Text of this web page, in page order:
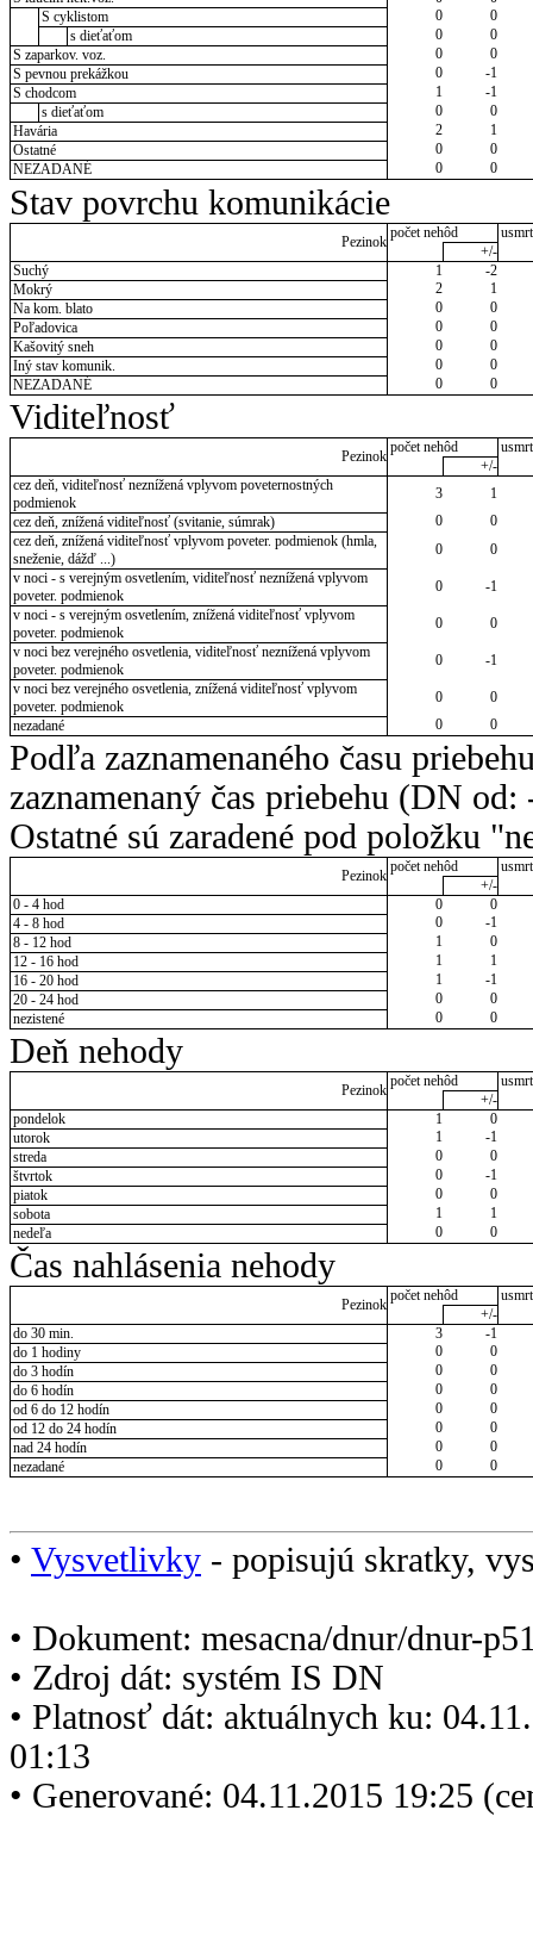
S cyklistom
0
0
s dieťaťom
0
0
S zaparkov. voz.
0
0
S pevnou prekážkou
0
-1
S chodcom
1
-1
s dieťaťom
0
0
Havária
2
1
Ostatné
0
0
NEZADANÉ
0 0
Stav povrchu komunikácie
Pezinok
počet nehôd
+/-
Suchý
1
-2
Mokrý
2
1
Na kom. blato
0
0
Poľadovica
0
0
Kašovitý sneh
0
0
Iný stav komunik.
0
0
NEZADANÉ
0 0
Viditeľnosť
Pezinok
počet nehôd
+/-
cez deň, viditeľnosť neznížená vplyvom poveternostných
podmienok
3
1
cez deň, znížená viditeľnosť (svitanie, súmrak)
0
0
cez deň, znížená viditeľnosť vplyvom poveter. podmienok (hmla,
sneženie, dážď ...)
0
0
v noci - s verejným osvetlením, viditeľnosť neznížená vplyvom
poveter. podmienok
0
-1
v noci - s verejným osvetlením, znížená viditeľnosť vplyvom
poveter. podmienok
0
0
v noci bez verejného osvetlenia, viditeľnosť neznížená vplyvom
poveter. podmienok
0
-1
v noci bez verejného osvetlenia, znížená viditeľnosť vplyvom
poveter. podmienok
0
0
nezadané
0 0
Podľa zaznamenaného času
zaznamenaný čas priebehu (DN
Ostatné sú zaradené pod položku
Pezinok
počet nehôd
+/-
0 - 4 hod
0
0
4 - 8 hod
0
-1
8 - 12 hod
1
0
12 - 16 hod
1
1
16 - 20 hod
1
-1
20 - 24 hod
0
0
nezistené
0 0
Deň nehody
Pezinok
počet nehôd
+/-
pondelok
1
0
utorok
1
-1
streda
0
0
štvrtok
0
-1
piatok
0
0
sobota
1
1
nedeľa
0 0
Čas nahlásenia nehody
Pezinok
počet nehôd
+/-
do 30 min.
3
-1
do 1 hodiny
0
0
do 3 hodín
0
0
do 6 hodín
0
0
od 6 do 12 hodín
0
0
od 12 do 24 hodín
0
0
nad 24 hodín
0
0
nezadané
0 0
• Vysvetlivky - popisujú skratky,
• Dokument: mesacna/dnur/dnur-
• Zdroj dát: systém IS DN
• Platnosť dát: aktuálnych ku:
01:13
• Generované: 04.11.2015 19:25